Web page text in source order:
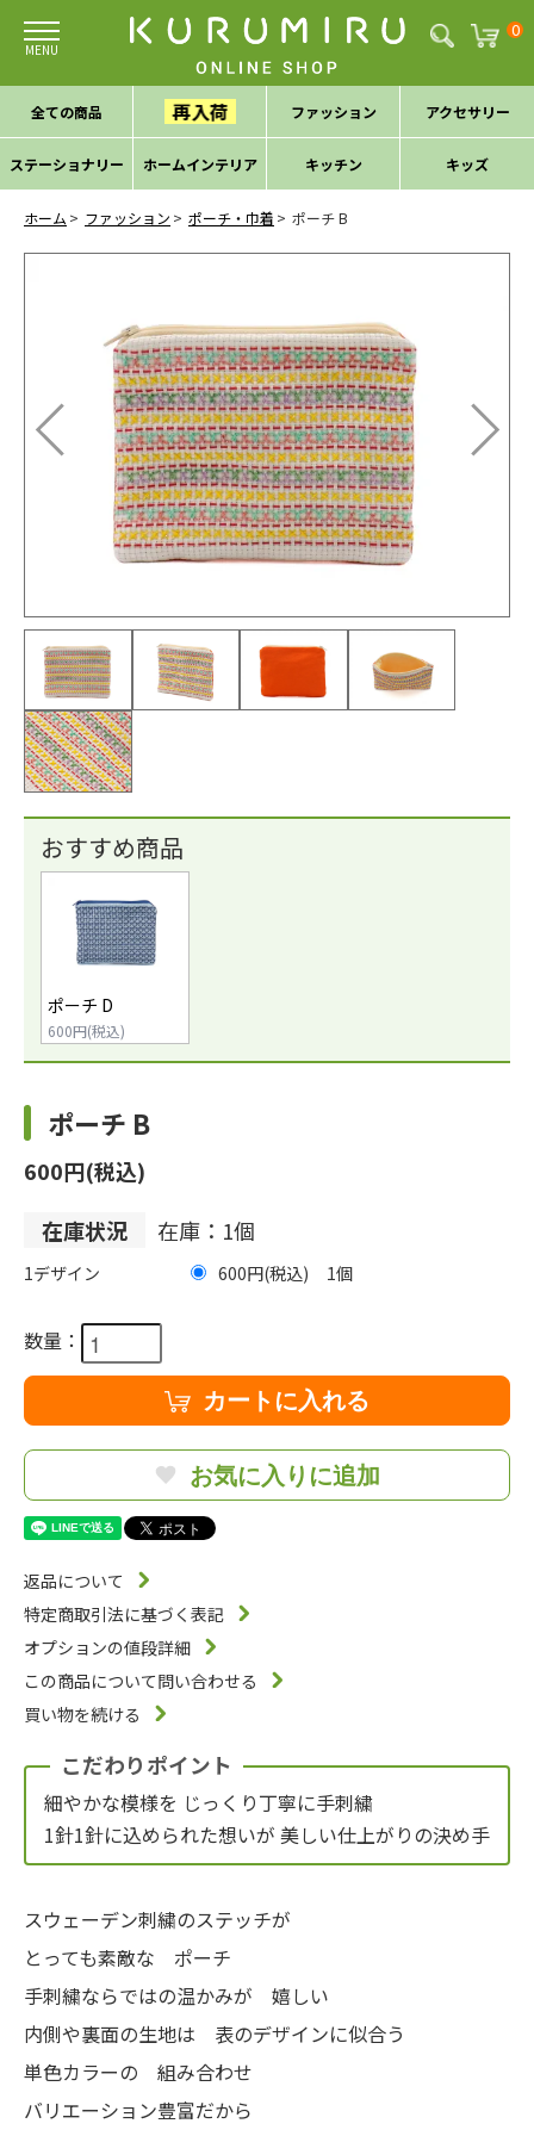
0
全ての商品 再入荷 ファッション アクセサリー
ステーショナリー ホームインテリア キッチン キッズ
ホーム ファッション ポーチ・巾着 ポーチ B
おすすめ商品
ポーチ D
600円(税込)
ポーチ B
600円(税込)
在庫状況
在庫：1個
1デザイン 600円(税込) 1
数量：
カートに入れる
お気に入りに追加
返品について
特定商取引法に基づく表記
オプションの値段詳細
この商品について問い合わせる
買い物を続ける
こだわりポイント
細やかな模様を じっくり丁寧に手刺繍
1針1針に込められた想いが 美しい仕上がりの決め手
スウェーデン刺繍のステッチが
とっても素敵な ポーチ
手刺繍ならではの温かみが 嬉しい
内側や裏面の生地は 表のデザインに似合う
単色カラーの 組み合わせ
バリエーション豊富だから